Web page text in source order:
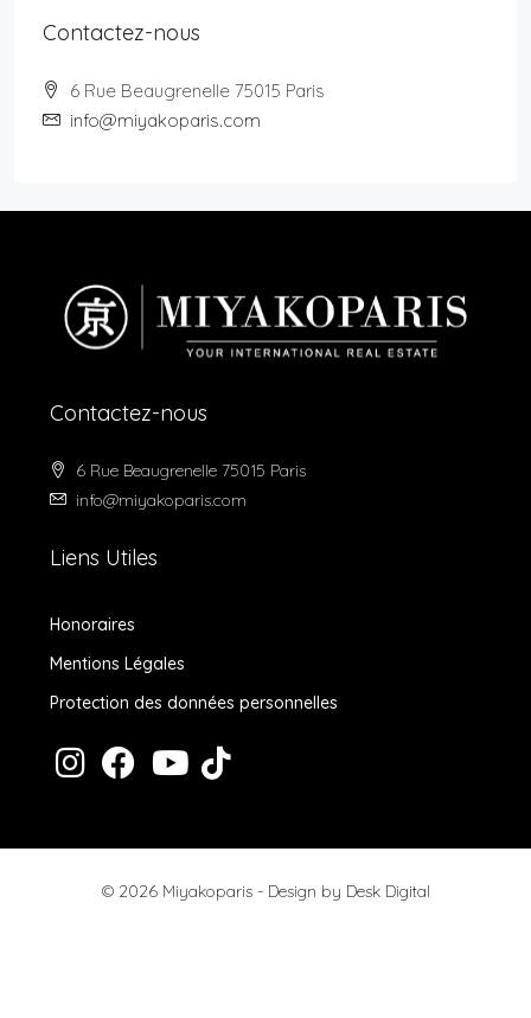
Contactez-nous
6 Rue Beaugrenelle 75015 Paris
info@miyakoparis.com
Contactez-nous
6 Rue Beaugrenelle 75015 Paris
info@miyakoparis.com
Liens Utiles
Honoraires
Mentions Légales
Protection des données personnelles
© 2026 Miyakoparis - Design by Desk Digital